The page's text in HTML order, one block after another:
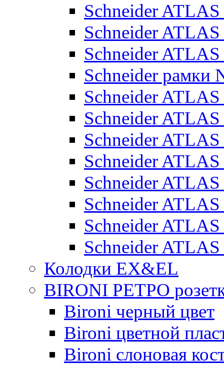
Schneider
Schneider
Schneider
Schneider рамки
Schneider
Schneider
Schneider
Schneider
Schneider
Schneider
Schneider
Schneider
Колодки EX&EL
BIRONI РЕТРО
Bironi черный цвет
Bironi цветной
Bironi слоновая